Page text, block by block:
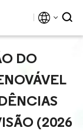
DO
(2026